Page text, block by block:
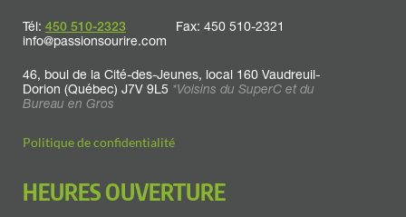
Tél: 450 510-2323
Fax: 450 510-2321
info@passionsourire.com
46, boul de la Cité-des-Jeunes, local 160 Vaudreuil-
Dorion (Québec) J7V 9L5 *Voisins du SuperC et du
Bureau en Gros
Politique de confidentialité
HEURES OUVERTURE